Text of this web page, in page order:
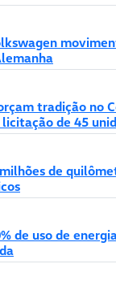
tradição no
de 45
de
de uso de